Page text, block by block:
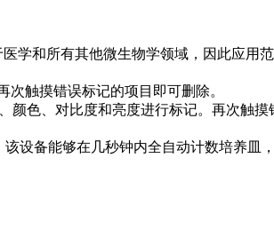
和所有其他微生物学领域，因此应用
触摸错误标记的项目即可删除。
色、对比度和亮度进行标记。再次触
设备能够在几秒钟内全自动计数培养皿，